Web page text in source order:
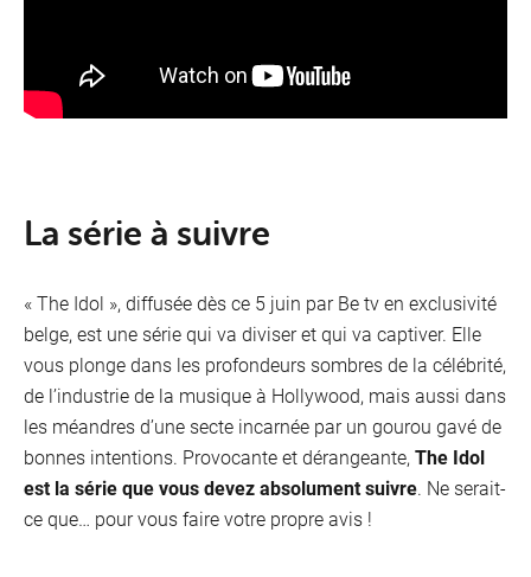
La série à suivre
« The Idol », diffusée dès ce 5 juin par Be tv en exclusivité
belge, est une série qui va diviser et qui va captiver. Elle
vous plonge dans les profondeurs sombres de la célébrité,
de l’industrie de la musique à Hollywood, mais aussi dans
les méandres d’une secte incarnée par un gourou gavé de
bonnes intentions. Provocante et dérangeante, The Idol
est la série que vous devez absolument suivre. Ne serait-
ce que… pour vous faire votre propre avis !